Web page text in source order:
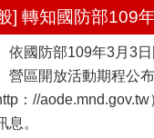
] 轉知國防部109
依國防部109年3月3
營區開放活動期程公
：//
息。